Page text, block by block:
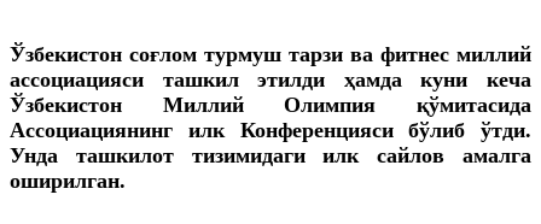
Ўзбекистон соғлом турмуш тарзи ва фитнес миллий
ассоциацияси ташкил этилди ҳамда куни кеча
Ўзбекистон Миллий Олимпия қўмитасида
Ассоциациянинг илк Конференцияси бўлиб ўтди.
Унда ташкилот тизимидаги илк сайлов амалга
оширилган.